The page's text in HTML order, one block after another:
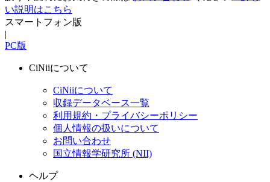
い説明はこちら
スマートフォン版
|
PC版
CiNiiについて
CiNiiについて
収録データベース一覧
利用規約・プライバシーポリシー
個人情報の扱いについて
お問い合わせ
国立情報学研究所 (NII)
ヘルプ